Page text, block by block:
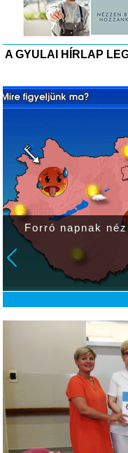
A GYULAI HÍRLAP
Forró napnak